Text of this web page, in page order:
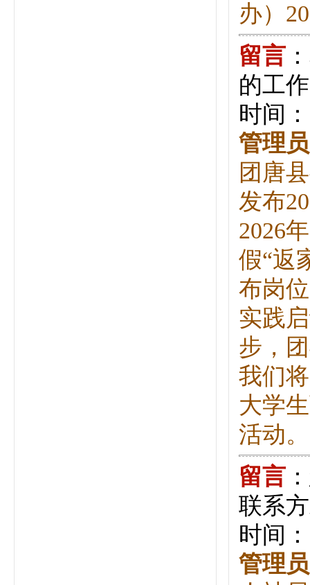
办）
留言
的工
时间
管理
团唐
发布
2026
假“返
布岗
实践
步，
我们
大学
活动
留言
联系
时间
管理